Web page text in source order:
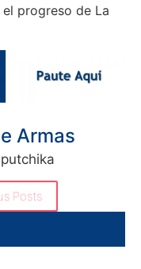
progreso de La
Armas
Posts